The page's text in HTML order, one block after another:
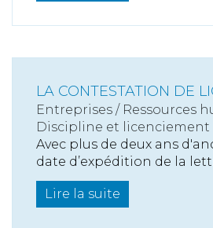
LA CONTESTATION DE
Entreprises / Ressources
Discipline et licenciement
Avec plus de deux ans
date d’expédition de la
Lire la suite